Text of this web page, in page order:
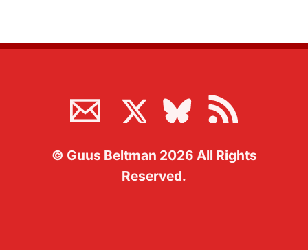
© Guus Beltman 2026 All Rights
Reserved.